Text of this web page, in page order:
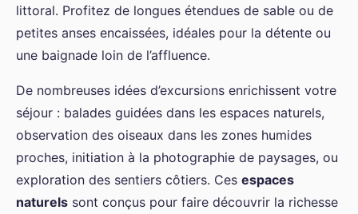
littoral. Profitez de longues étendues de sable ou de
petites anses encaissées, idéales pour la détente ou
une baignade loin de l’affluence.
De nombreuses idées d’excursions enrichissent votre
séjour : balades guidées dans les espaces naturels,
observation des oiseaux dans les zones humides
proches, initiation à la photographie de paysages, ou
exploration des sentiers côtiers. Ces espaces
naturels sont conçus pour faire découvrir la richesse